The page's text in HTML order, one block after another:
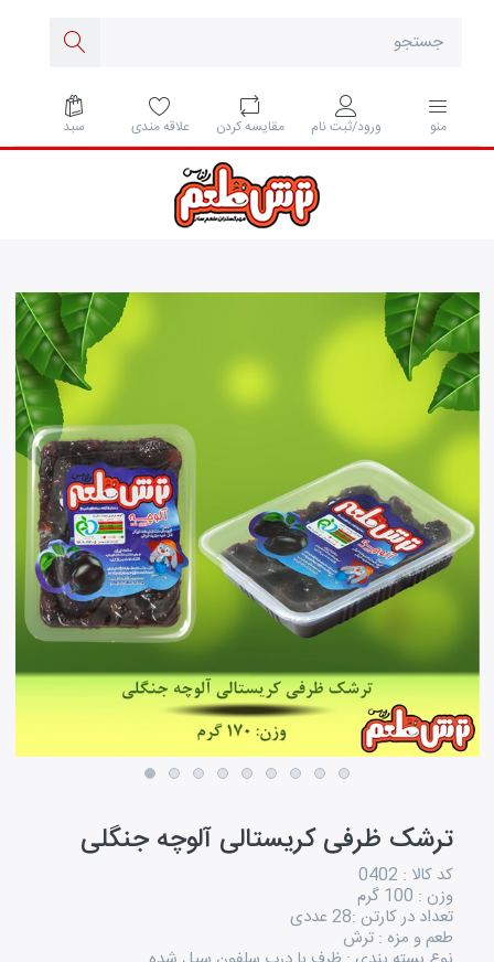
منو ورود/ثبت نام مقايسه كردن علاقه مندی سبد
ترشک ظرفی کریستالی آلوچه جنگلی
کد کالا : 0402
وزن : 100 گرم
تعداد در کارتن :28 عددی
طعم و مزه : ترش